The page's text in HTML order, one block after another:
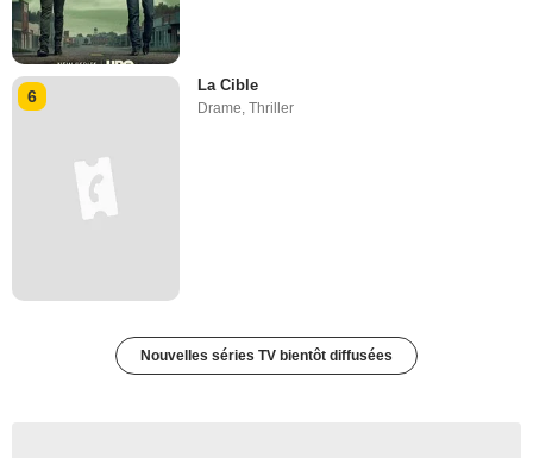
6
La Cible
Drame,Thriller
Nouvelles séries TV bientôt diffusées